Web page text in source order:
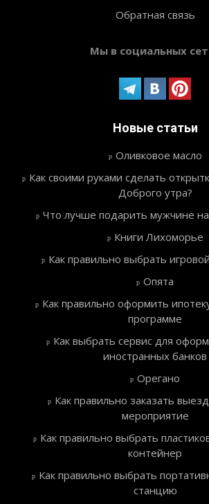
Обратная связь
Мы в социальных
Новые статьи
Оливковое масло
Как своими руками сделать
Доброго утра?
Что лучше подарить мужчине
Книги Лихоморье
Как правильно выбрать
Опята
Как правильно оформить
программе
Как выбрать сервис для
иностранных банков
Орегано
Как правильно заказать
мероприятие
Как правильно выбрать
контейнер
Как правильно выбрать
станцию